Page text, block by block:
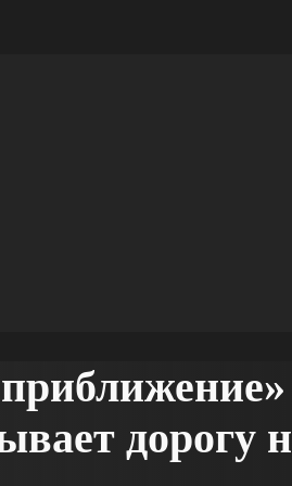
дорогу